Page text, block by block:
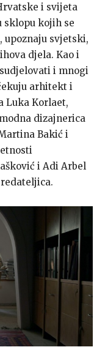
i svijeta
sklopu kojih se
svjetski,
djela. Kao i
i mnogi
arhitekt i
Luka Korlaet,
dizajnerica
Bakić i
i Adi Arbel